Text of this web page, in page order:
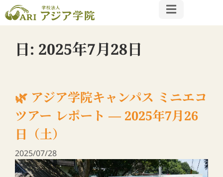
日: 2025年7月28日
🌿 アジア学院キャンパス ミニエコ
ツアー レポート — 2025年7月26
日（土）
2025/07/28